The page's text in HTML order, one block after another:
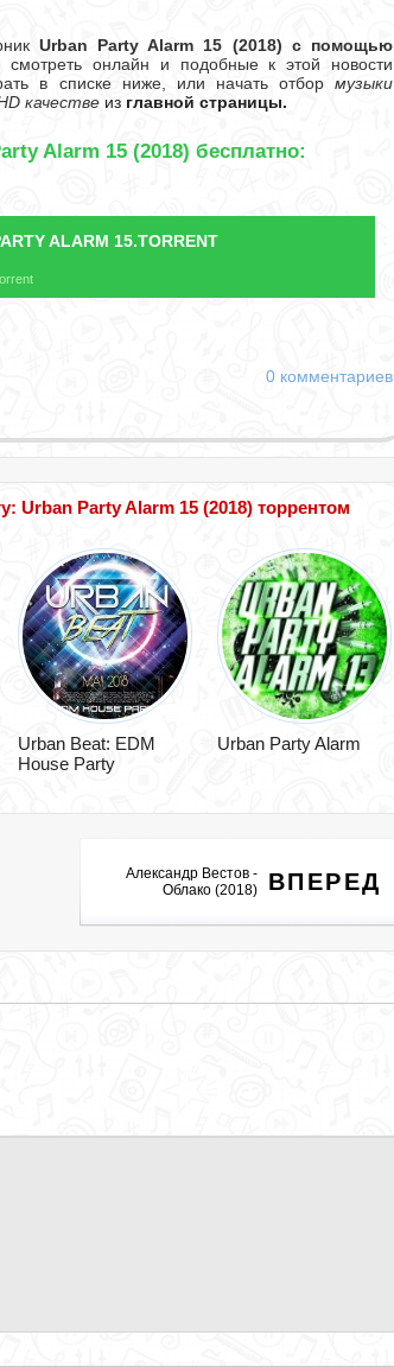
Urban Party Alarm 15 (2018) с помощью
онлайн и подобные к этой новости
в списке ниже, или начать отбор музыки
качестве из главной страницы.
Alarm 15 (2018) бесплатно:
ALARM 15.TORRENT
0 комментариев
Urban Party Alarm 15 (2018) торрентом
Urban Beat: EDM
House Party
Urban Party Alarm
ВПЕРЕД
Александр Вестов -
Облако (2018)